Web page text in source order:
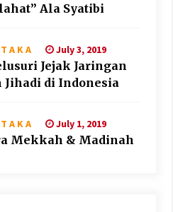
Ala Syatibi
A K A July 3, 2019
Jejak Jaringan
Jihadi di Indonesia
A K A July 1, 2019
Mekkah & Madinah